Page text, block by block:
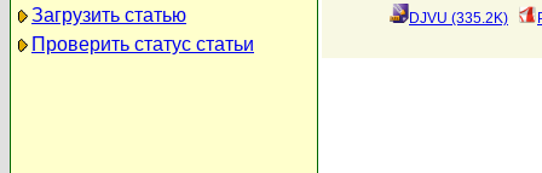
Загрузить статью
Проверить статус статьи
DJVU (335.2K)